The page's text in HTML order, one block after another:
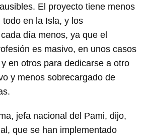
El proyecto tiene menos
en la Isla, y los
día menos, ya que el
es masivo, en unos casos
en otros para dedicarse a otro
y menos sobrecargado de
jefa nacional del Pami, dijo,
que se han implementado